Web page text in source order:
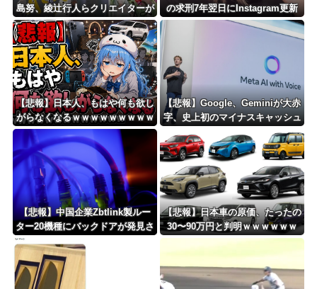
海外「おめでとうタキ！」リヴァプール南野がバースデーゴール！！
島努、綾辻行人らクリエイターが
絶賛ｗｗｗｗｗｗｗｗｗ
の求刑7年翌日にInstagram更新
「楽しすぎた」
【悲報】日本人、もはや何も欲し
がらなくなるｗｗｗｗｗｗｗｗｗ
ｗｗｗｗｗｗｗｗｗｗｗｗｗｗｗ
【悲報】Google、Geminiが大赤
字、史上初のマイナスキャッシュ
【悲報】中国企業Zbtlink製ルー
ター20機種にバックドアが発見さ
【悲報】日本車の原価、たったの
30〜90万円と判明ｗｗｗｗｗｗ
ｗｗｗｗｗ